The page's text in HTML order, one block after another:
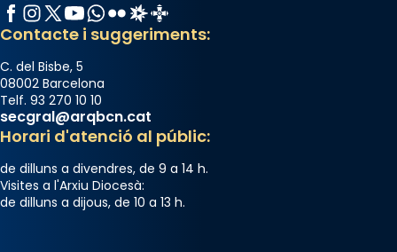
Facebook
Instagram
X / Twitter
YouTube
WhatsApp
FlickrRadio Estel
Catalunya Cristiana
Contacte i suggeriments:
C. del Bisbe, 5
08002 Barcelona
Telf. 93 270 10 10
secgral@arqbcn.cat
Horari d'atenció al públic:
de dilluns a divendres, de 9 a 14 h.
Visites a l'Arxiu Diocesà:
de dilluns a dijous, de 10 a 13 h.